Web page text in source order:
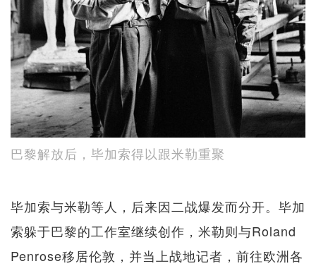
巴黎解放后，毕加索得以跟米勒重聚
毕加索与米勒等人，后来因二战爆发而分开。毕加
索躲于巴黎的工作室继续创作，米勒则与Roland
Penrose移居伦敦，并当上战地记者，前往欧洲各